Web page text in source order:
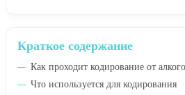
Краткое содержание
Как проходит кодирование от
Что используется для кодирования